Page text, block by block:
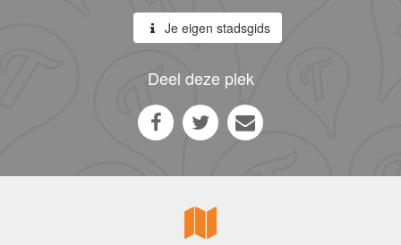
Je eigen stadsgids
Deel deze plek